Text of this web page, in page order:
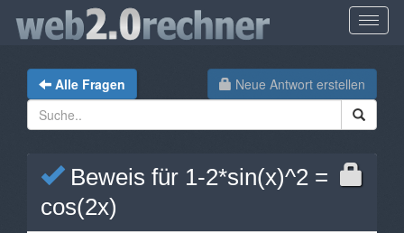
Neue Antwort erstellen
Alle Fragen
Beweis für 1-2*sin(x)^2 =
cos(2x)